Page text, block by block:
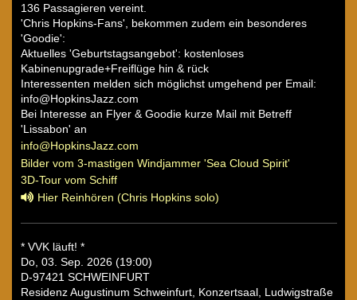
136 Passagieren vereint.
'Chris Hopkins-Fans', bekommen zudem ein besonderes
'Goodie':
Aktuelles 'Geburtstagsangebot': kostenloses
Kabinenupgrade+Freiflüge hin & rück
Interessenten melden sich möglichst umgehend per Email:
info@HopkinsJazz.com
Bei Interesse an Flyer & Goodie kurze Mail mit Betreff
'Lissabon' an
info@HopkinsJazz.com
Bilder vom 3-mastigen Windjammer 'Sea Cloud Spirit'
3D-Tour vom Schiff
Hier Reinhören (Chris Hopkins solo)
* VVK läuft! *
Do, 03. Sep. 2026 (19:00)
D-97421 SCHWEINFURT
Residenz Augustinum Schweinfurt, Konzertsaal, Ludwigstraße